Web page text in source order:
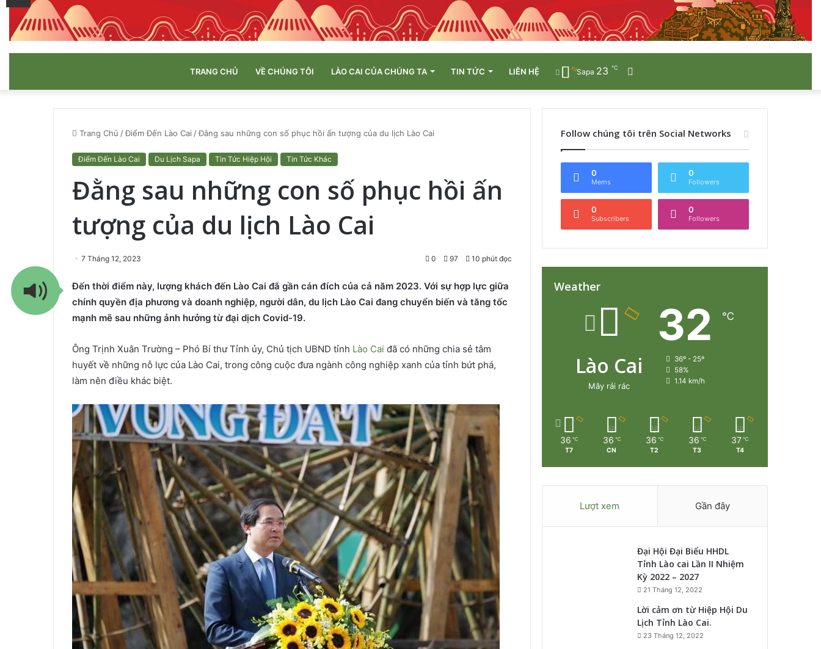
TRANG CHỦ VỀ CHÚNG TÔI LÀO CAI CỦA CHÚNG TA TIN TỨC LIÊN HỆ Sapa 23 ℃
Trang Chủ /Điểm Đến Lào Cai /Đằng sau những con số phục hồi ấn tượng của du lịch Lào Cai
Điểm Đến Lào Cai Du Lịch Sapa Tin Tức Hiệp Hội Tin Tức Khác
Đằng sau những con số phục hồi ấn
tượng của du lịch Lào Cai
7 Tháng 12, 2023 0 97 10 phút đọc
Đến thời điểm này, lượng khách đến Lào Cai đã gần cán đích của cả năm 2023. Với sự hợp lực giữa
chính quyền địa phương và doanh nghiệp, người dân, du lịch Lào Cai đang chuyển biến và tăng tốc
mạnh mẽ sau những ảnh hưởng từ đại dịch Covid-19.
Ông Trịnh Xuân Trường – Phó Bí thư Tỉnh ủy, Chủ tịch UBND tỉnh Lào Cai đã có những chia sẻ tâm
huyết về những nỗ lực của Lào Cai, trong công cuộc đưa ngành công nghiệp xanh của tỉnh bứt phá,
làm nên điều khác biệt.
Follow chúng tôi trên Social Networks
0
Mems
0
Followers
0
Subscribers
0
Followers
Weather
Lào Cai
Mây rải rác
32 ℃
36º - 25º
58%
1.14 km/h
36 ℃
T7
36 ℃
CN
36 ℃
T2
36 ℃
T3
37 ℃
T4
Lượt xem Gần đây
Đại Hội Đại Biểu HHDL
Tỉnh Lào cai Lần II Nhiệm
Kỳ 2022 – 2027
21 Tháng 12, 2022
Lời cảm ơn từ Hiệp Hội Du
Lịch Tỉnh Lào Cai.
23 Tháng 12, 2022